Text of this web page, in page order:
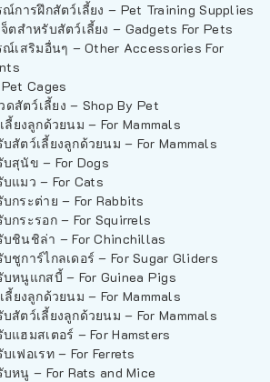
ณ์การฝึกสัตว์เลี้ยง – Pet Training Supplies
ตสำหรับสัตว์เลี้ยง – Gadgets For Pets
ณ์เสริมอื่นๆ – Other Accessories For
Cages
สัตว์เลี้ยง – Shop By Pet
ลี้ยงลูกด้วยนม – For Mammals
สัตว์เลี้ยงลูกด้วยนม – For Mammals
บสุนัข – For Dogs
บแมว – For Cats
กระต่าย – For Rabbits
กระรอก – For Squirrels
บชินชิล่า – For Chinchillas
ชูการ์ไกลเดอร์ – For Sugar Gliders
บหนูแกสบี้ – For Guinea Pigs
ลี้ยงลูกด้วยนม – For Mammals
สัตว์เลี้ยงลูกด้วยนม – For Mammals
แฮมสเตอร์ – For Hamsters
เฟอเรท – For Ferrets
บหนู – For Rats and Mice